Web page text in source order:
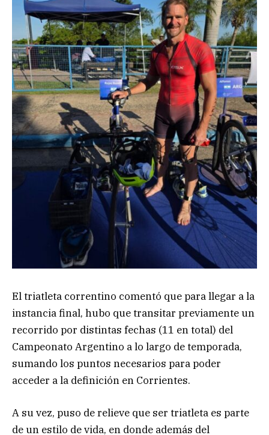
El triatleta correntino comentó que para llegar a la
instancia final, hubo que transitar previamente un
recorrido por distintas fechas (11 en total) del
Campeonato Argentino a lo largo de temporada,
sumando los puntos necesarios para poder
acceder a la definición en Corrientes.
A su vez, puso de relieve que ser triatleta es parte
de un estilo de vida, en donde además del